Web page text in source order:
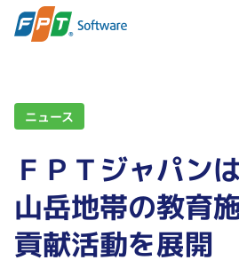
ニュース
ＦＰＴジャパン
山岳地帯の教育
貢献活動を展開